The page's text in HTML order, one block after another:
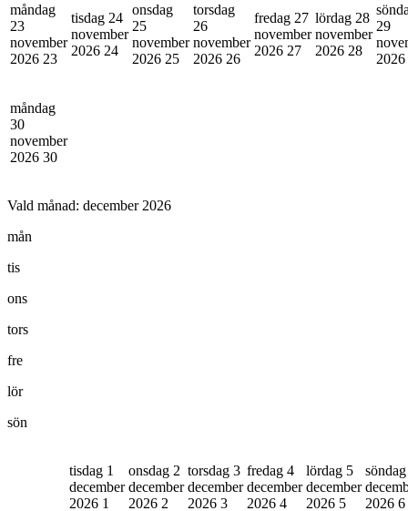
måndag
23
november
2026 23
tisdag 24
november
2026 24
onsdag
25
november
2026 25
torsdag
26
november
2026 26
fredag 27
november
2026 27
lördag 28
november
2026 28
29
2026
måndag
30
november
2026 30
Vald månad: december 2026
mån
tis
ons
tors
fre
lör
sön
tisdag 1
december
2026 1
onsdag 2
december
2026 2
torsdag 3
december
2026 3
fredag 4
december
2026 4
lördag 5
december
2026 5
2026 6